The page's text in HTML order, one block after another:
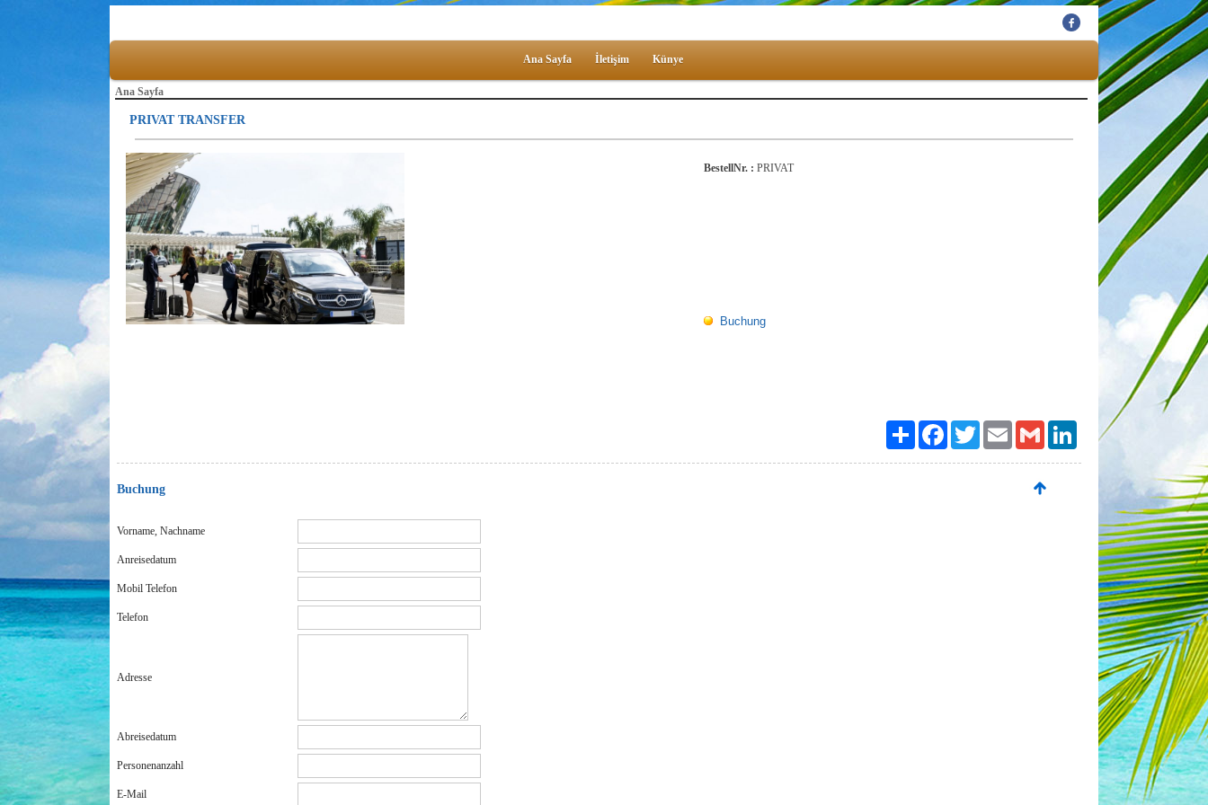
Ana Sayfa İletişim Künye
Ana Sayfa
PRIVAT TRANSFER
BestellNr. : PRIVAT
Buchung
Paylaş FacebookTwitter Email Gmail LinkedIn
Buchung
Vorname, Nachname
Anreisedatum
Mobil Telefon
Telefon
Adresse
Abreisedatum
Personenanzahl
E-Mail